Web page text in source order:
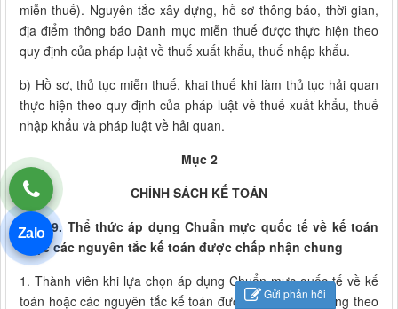
miễn thuế). Nguyên tắc xây dựng, hồ sơ thông báo, thời gian,
địa điểm thông báo Danh mục miễn thuế được thực hiện theo
quy định của pháp luật về thuế xuất khẩu, thuế nhập khẩu.
b) Hồ sơ, thủ tục miễn thuế, khai thuế khi làm thủ tục hải quan
thực hiện theo quy định của pháp luật về thuế xuất khẩu, thuế
nhập khẩu và pháp luật về hải quan.
Mục 2
CHÍNH SÁCH KẾ TOÁN
Điều 9. Thể thức áp dụng Chuẩn mực quốc tế về kế toán
hoặc các nguyên tắc kế toán được chấp nhận chung
1. Thành viên khi lựa chọn áp dụng Chuẩn mực quốc tế về kế
toán hoặc các nguyên tắc kế toán được chấp nhận chung theo
Gửi phản hồi
Zalo